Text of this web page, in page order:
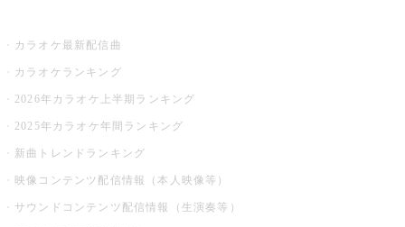
カラオケ最新配信曲
カラオケランキング
2026年カラオケ上半期ランキング
2025年カラオケ年間ランキング
新曲トレンドランキング
映像コンテンツ配信情報（本人映像等）
サウンドコンテンツ配信情報（生演奏等）